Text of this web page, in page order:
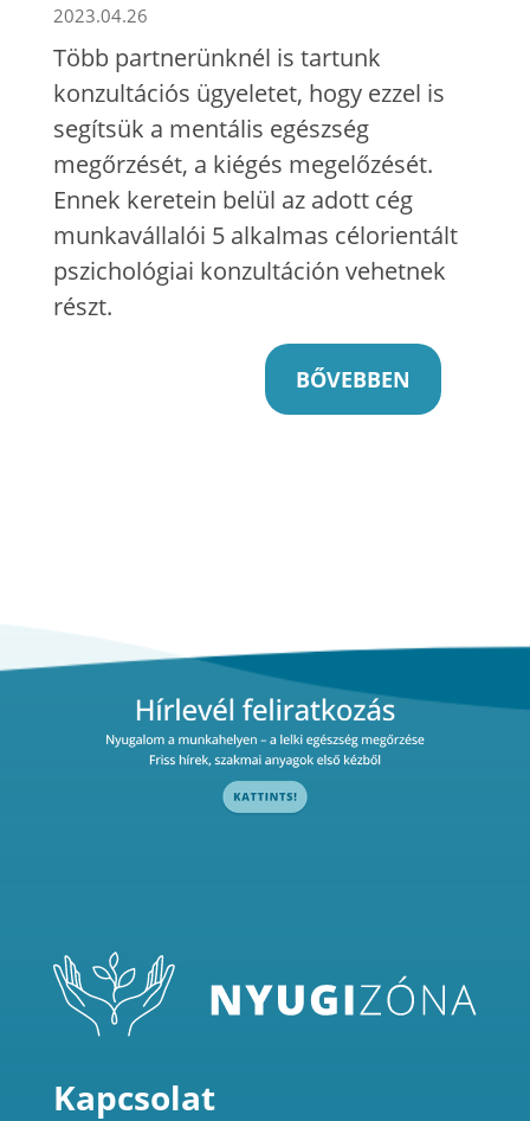
2023.04.26
Több partnerünknél is tartunk
konzultációs ügyeletet, hogy ezzel is
segítsük a mentális egészség
megőrzését, a kiégés megelőzését.
Ennek keretein belül az adott cég
munkavállalói 5 alkalmas célorientált
pszichológiai konzultáción vehetnek
részt.
BŐVEBBEN
Kapcsolat